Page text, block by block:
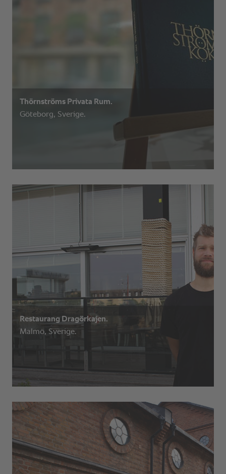
Thörnströms Privata Rum.
Göteborg, Sverige.
Restaurang Dragörkajen.
Malmö, Sverige.